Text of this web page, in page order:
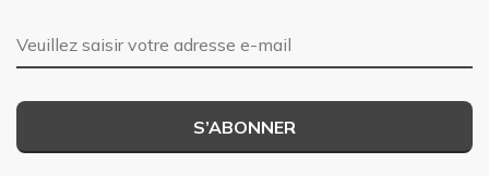
Adresse e-mail
S’ABONNER